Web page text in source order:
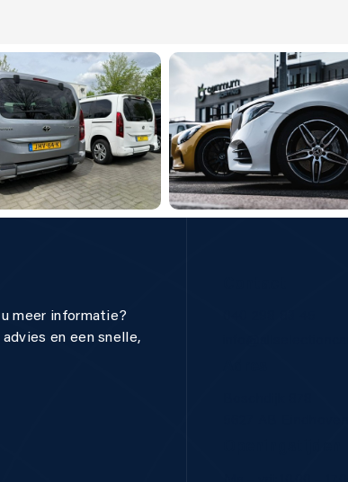
meer informatie?
en een snelle,